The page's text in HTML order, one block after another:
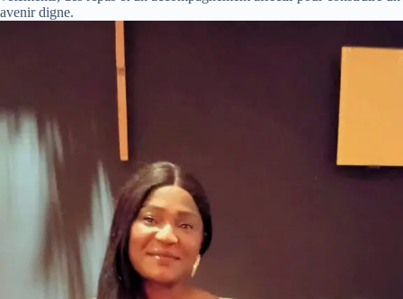
avenir digne.